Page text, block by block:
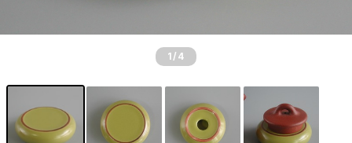
1 /4